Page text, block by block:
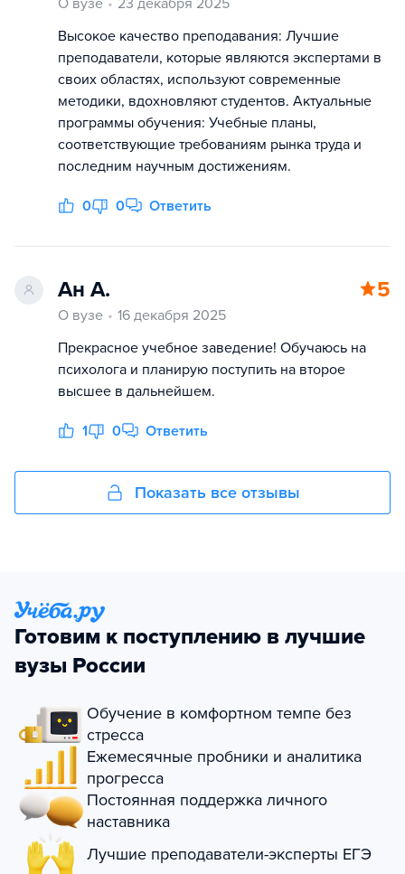
О вузе
23 декабря 2025
Высокое качество преподавания: Лучшие
преподаватели, которые являются экспертами в
своих областях, используют современные
методики, вдохновляют студентов. Актуальные
программы обучения: Учебные планы,
соответствующие требованиям рынка труда и
последним научным достижениям.
0 0 Ответить
Ан А. 5
О вузе
16 декабря 2025
Прекрасное учебное заведение! Обучаюсь на
психолога и планирую поступить на второе
высшее в дальнейшем.
1 0 Ответить
Показать все отзывы
Готовим к поступлению в лучшие
вузы России
Обучение в комфортном темпе без
стресса
Ежемесячные пробники и аналитика
прогресса
Постоянная поддержка личного
наставника
Лучшие преподаватели-эксперты ЕГЭ